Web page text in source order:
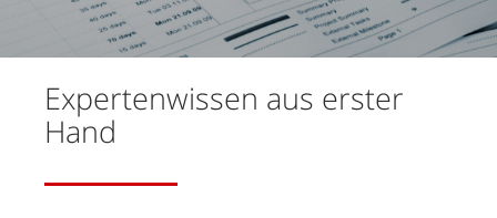
Expertenwissen aus erster
Hand